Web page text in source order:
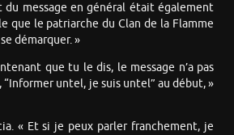
du message en général était également
que le patriarche du Clan de la Flamme
démarquer. »
que tu le dis, le message n’a pas
untel, je suis untel” au début, »
« Et si je peux parler franchement, je